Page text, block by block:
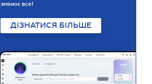
змінює все!
ДІЗНАТИСЯ БІЛЬШЕ